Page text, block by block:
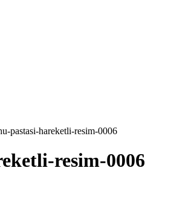
pastasi-hareketli-resim-0006
resim-0006